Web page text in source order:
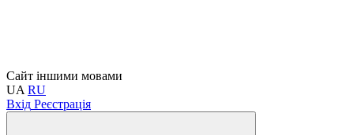
Сайт іншими мовами
UA RU
Вхід Реєстрація